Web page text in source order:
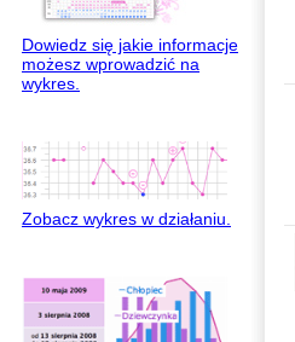
Dowiedz się jakie informacje
możesz wprowadzić na
wykres.
Zobacz wykres w działaniu.